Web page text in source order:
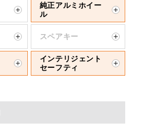
純正アルミホイー
ル
スペアキー
インテリジェント
セーフティ